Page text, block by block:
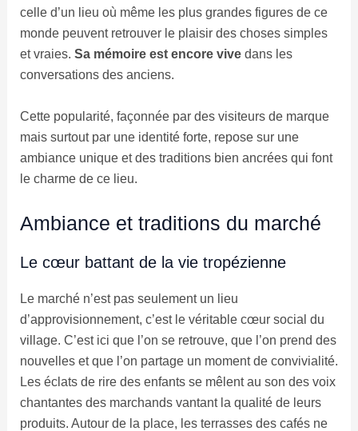
celle d’un lieu où même les plus grandes figures de ce
monde peuvent retrouver le plaisir des choses simples
et vraies. Sa mémoire est encore vivedans les
conversations des anciens.
Cette popularité, façonnée par des visiteurs de marque
mais surtout par une identité forte, repose sur une
ambiance unique et des traditions bien ancrées qui font
le charme de ce lieu.
Ambiance et traditions du marché
Le cœur battant de la vie tropézienne
Le marché n’est pas seulement un lieu
d’approvisionnement, c’est le véritable cœur social du
village. C’est ici que l’on se retrouve, que l’on prend des
nouvelles et que l’on partage un moment de convivialité.
Les éclats de rire des enfants se mêlent au son des voix
chantantes des marchands vantant la qualité de leurs
produits. Autour de la place, les terrasses des cafés ne